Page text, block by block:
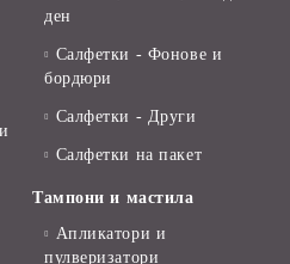
ден
Салфетки - Фонове и
бордюри
Салфетки - Други
Салфетки на пакет
Тампони и мастила
Апликатори и
пулверизатори